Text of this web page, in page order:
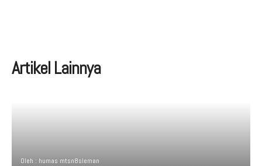
Artikel Lainnya
Oleh : humas mtsn8sleman